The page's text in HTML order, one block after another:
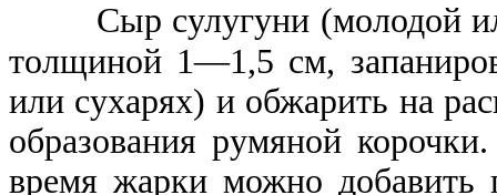
Сыр сулугуни (молодой
толщиной 1—1,5 см,
или сухарях) и обжарить на
образования румяной
время жарки можно добавить